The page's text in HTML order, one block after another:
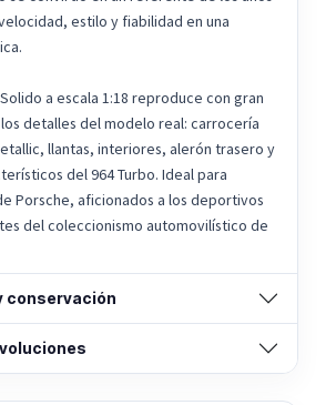
estilo y fiabilidad en una
a escala 1:18 reproduce con gran
detalles del modelo real: carrocería
llantas, interiores, alerón trasero y
del 964 Turbo. Ideal para
Porsche, aficionados a los deportivos
del coleccionismo automovilístico de
conservación